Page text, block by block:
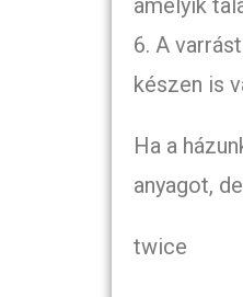
6. A
készen is
Ha a
anyagot,
twice